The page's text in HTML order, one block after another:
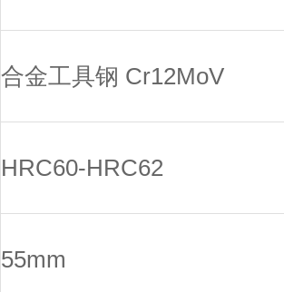
合金工具钢 Cr12MoV
HRC60-HRC62
55mm